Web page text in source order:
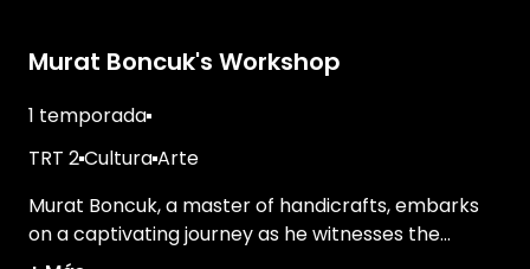
Murat Boncuk's Workshop
1 temporada
TRT 2CulturaArte
Murat Boncuk, a master of handicrafts, embarks
on a captivating journey as he witnesses the
transformation of his labor on the loom unfold in